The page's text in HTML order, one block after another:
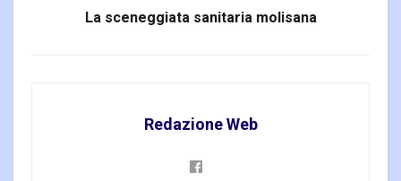
La sceneggiata sanitaria molisana
Redazione Web